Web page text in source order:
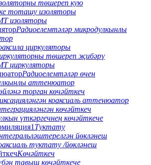
төшереп кую
тоташу изоляторы
изоляторы
Радиоелемтәләр микродулкынлы
циркуляторы
төшереп җибәрү
циркуляторы
Радиоелемтәләр өчен
аттенюатор
торган көчәйткеч
коаксиаль аттенюатор
көчәйткеч
үткәргечнең көчәйткече
Туктату
йөкләнеш
туктату /йөкләнеш
Көчәйткеч
тавыш көчәйткече